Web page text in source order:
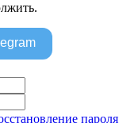
пароля